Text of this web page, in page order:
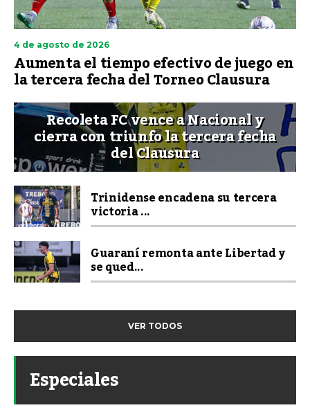
4 de agosto de 2026
Aumenta el tiempo efectivo de juego en
la tercera fecha del Torneo Clausura
Recoleta FC vence a Nacional y
cierra con triunfo la tercera fecha
del Clausura
Trinidense encadena su tercera
victoria ...
Guaraní remonta ante Libertad y
se qued...
VER TODOS
Especiales